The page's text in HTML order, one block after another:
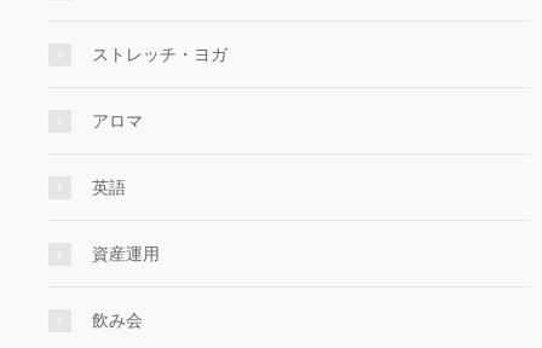
ストレッチ・ヨガ
アロマ
英語
資産運用
飲み会